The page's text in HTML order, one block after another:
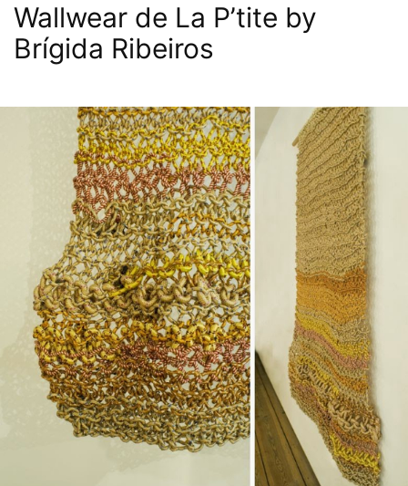
Wallwear de La P’tite by
Brígida Ribeiros